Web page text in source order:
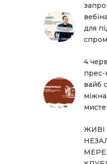
для
4
прес-
вайб
ЖИВІ